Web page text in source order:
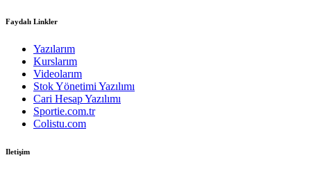
Faydalı Linkler
Yazılarım
Kurslarım
Videolarım
Stok Yönetimi Yazılımı
Cari Hesap Yazılımı
Sportie.com.tr
Colistu.com
Iletişim